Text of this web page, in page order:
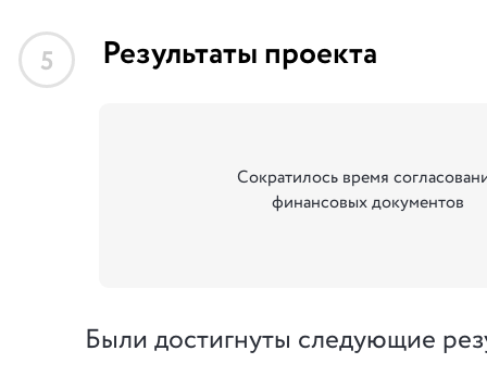
5 Результаты проекта
Сократилось время
финансовых документов
Были достигнуты следующие